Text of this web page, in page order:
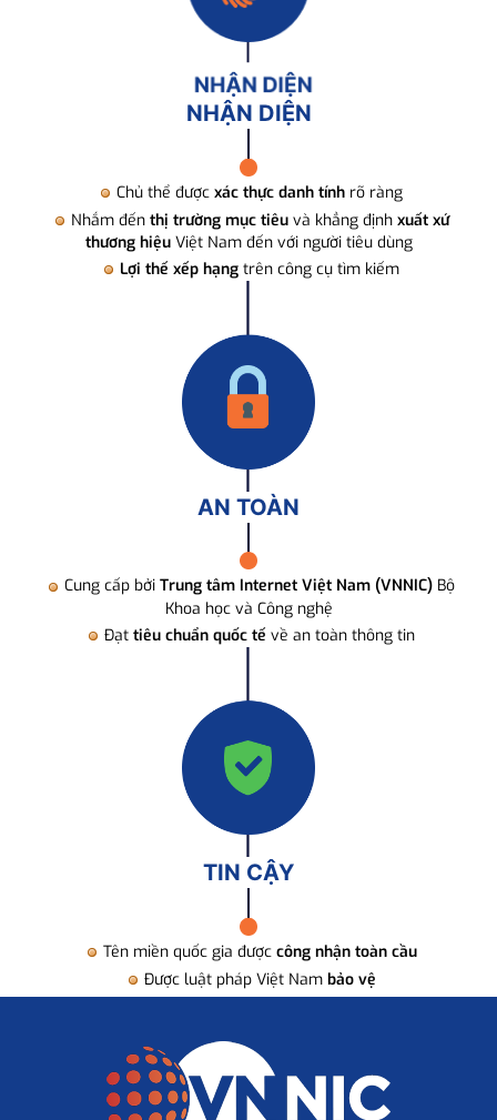
NHẬN DIỆN
Chủ thể được xác thực danh tính rõ ràng
Nhắm đến thị trường mục tiêuvà khẳng định xuất xứ
thương hiệuViệt Nam đến với người tiêu dùng
Lợi thế xếp hạng trên công cụ tìm kiếm
AN TOÀN
Cung cấp bởi Trung tâm Internet Việt Nam (VNNIC) Bộ
Khoa học và Công nghệ
Đạt tiêu chuẩn quốc tế về an toàn thông tin
TIN CẬY
Tên miền quốc gia được công nhận toàn cầu
Được luật pháp Việt Nam bảo vệ